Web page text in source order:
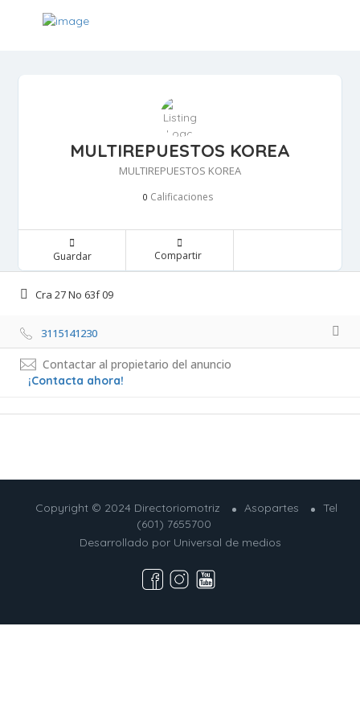
MULTIREPUESTOS KOREA
MULTIREPUESTOS KOREA
0 Calificaciones
Guardar Compartir
Cra 27 No 63f 09
3115141230
Contactar al propietario del anuncio
¡Contacta ahora!
Copyright © 2024 Directoriomotriz Asopartes
Tel
(601) 7655700
Desarrollado por Universal de medios